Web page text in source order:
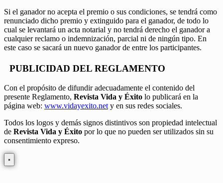
Si el ganador no acepta el premio o sus condiciones, se tendrá como
renunciado dicho premio y extinguido para el ganador, de todo lo
cual se levantará un acta notarial y no tendrá derecho el ganador a
cualquier reclamo o indemnización, parcial ni de ningún tipo. En
este caso se sacará un nuevo ganador de entre los participantes.
PUBLICIDAD DEL REGLAMENTO
Con el propósito de difundir adecuadamente el contenido del
presente Reglamento, Revista Vida y Éxito lo publicará en la
página web: www.vidayexito.net y en sus redes sociales.
Todos los logos y demás signos distintivos son propiedad intelectual
de Revista Vida y Éxito por lo que no pueden ser utilizados sin su
consentimiento expreso.
×